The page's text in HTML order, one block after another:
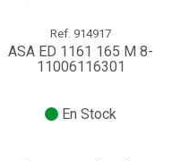
Ref. 914917
ASA ED 1161 165 M 8-
11006116301
En Stock